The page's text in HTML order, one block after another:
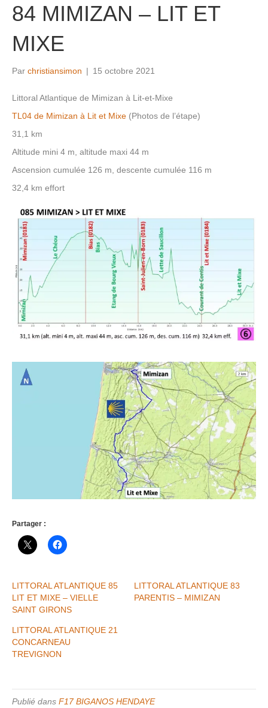
84 MIMIZAN – LIT ET
MIXE
Par christiansimon | 15 octobre 2021
Littoral Atlantique de Mimizan à Lit-et-Mixe
TL04 de Mimizan à Lit et Mixe (Photos de l’étape)
31,1 km
Altitude mini 4 m, altitude maxi 44 m
Ascension cumulée 126 m, descente cumulée 116 m
32,4 km effort
Partager :
LITTORAL ATLANTIQUE 85
LIT ET MIXE – VIELLE
SAINT GIRONS
LITTORAL ATLANTIQUE 83
PARENTIS – MIMIZAN
LITTORAL ATLANTIQUE 21
CONCARNEAU
TREVIGNON
Publié dans F17 BIGANOS HENDAYE